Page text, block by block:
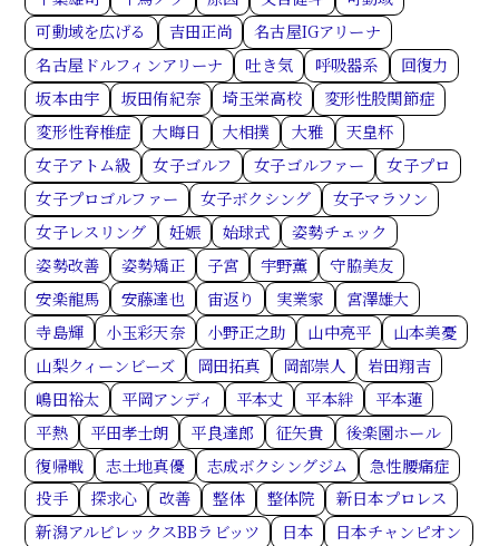
可動域を広げる
吉田正尚
名古屋IGアリーナ
名古屋ドルフィンアリーナ
吐き気 呼吸器系
回復力
坂本由宇
坂田侑紀奈 埼玉栄高校
変形性股関節症
変形性脊椎症
大晦日 大相撲 大雅
天皇杯
女子アトム級
女子ゴルフ 女子ゴルファー
女子プロ
女子プロゴルファー
女子ボクシング
女子マラソン
女子レスリング
妊娠 始球式
姿勢チェック
姿勢改善
姿勢矯正 子宮 宇野薫
守脇美友
安楽龍馬
安藤達也 宙返り 実業家
宮澤雄大
寺島輝
小玉彩天奈 小野正之助 山中亮平
山本美憂
山梨クィーンビーズ
岡田拓真 岡部崇人
岩田翔吉
嶋田裕太
平岡アンディ 平本丈 平本絆
平本蓮
平熱
平田孝士朗 平良達郎 征矢貴
後楽園ホール
復帰戦
志土地真優 志成ボクシングジム
急性腰痛症
投手
探求心 改善 整体 整体院
新日本プロレス
新潟アルビレックスBBラビッツ
日本
日本チャンピオン